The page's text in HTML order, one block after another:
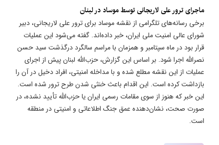
ماجرای ترور علی لاریجانی توسط موساد در لبنان
برخی رسانه‌های تلگرامی از نقشه موساد برای ترور علی لاریجانی، دبیر
شورای عالی امنیت ملی ایران، خبر داده‌اند. گفته می‌شود این عملیات
قرار بود در ماه سپتامبر و همزمان با مراسم سالگرد درگذشت سید حسن
نصرالله اجرا شود. بر اساس این گزارش، حزب‌الله لبنان پیش از اجرای
عملیات از این نقشه مطلع شده و با مداخله امنیتی، افراد دخیل در آن را
بازداشت کرده است. این اقدام باعث خنثی شدن طرح ترور شده است.
این خبر که هنوز از سوی مقامات رسمی ایران یا حزب‌الله تأیید نشده، در
صورت صحت، نشان‌دهنده عمق جنگ اطلاعاتی و امنیتی در منطقه
است.